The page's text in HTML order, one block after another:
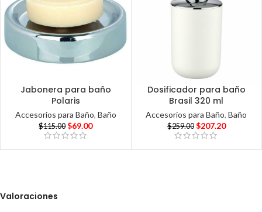
Jabonera para baño
Polaris
Accesorios para Baño, Baño
$115.00 $69.00
Dosificador para baño
Brasil 320 ml
Accesorios para Baño,Baño
$259.00 $207.20
Valoraciones